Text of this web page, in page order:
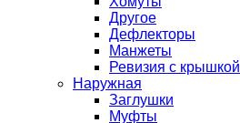
Другое
Дефлекторы
Манжеты
Ревизия с крышкой
Наружная
Заглушки
Муфты